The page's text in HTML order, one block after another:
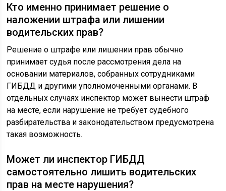
Кто именно принимает решение о
наложении штрафа или лишении
водительских прав?
Решение о штрафе или лишении прав обычно
принимает судья после рассмотрения дела на
основании материалов, собранных сотрудниками
ГИБДД и другими уполномоченными органами. В
отдельных случаях инспектор может вынести штраф
на месте, если нарушение не требует судебного
разбирательства и законодательством предусмотрена
такая возможность.
Может ли инспектор ГИБДД
самостоятельно лишить водительских
прав на месте нарушения?